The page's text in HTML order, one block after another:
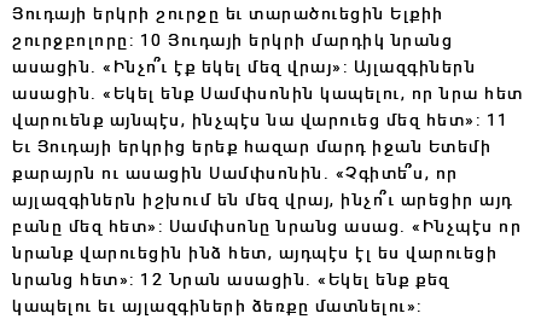
Յուդայի երկրի շուրջը եւ տարածուեցին Ելքիի
շուրջբոլորը: 10 Յուդայի երկրի մարդիկ նրանց
ասացին. «Ինչո՞ւ էք եկել մեզ վրայ»: Այլազգիներն
ասացին. «Եկել ենք Սամփսոնին կապելու, որ նրա հետ
վարուենք այնպէս, ինչպէս նա վարուեց մեզ հետ»: 11
Եւ Յուդայի երկրից երեք հազար մարդ իջան Ետեմի
քարայրն ու ասացին Սամփսոնին. «Չգիտե՞ս, որ
այլազգիներն իշխում են մեզ վրայ, ինչո՞ւ արեցիր այդ
բանը մեզ հետ»: Սամփսոնը նրանց ասաց. «Ինչպէս որ
նրանք վարուեցին ինձ հետ, այդպէս էլ ես վարուեցի
նրանց հետ»: 12 Նրան ասացին. «Եկել ենք քեզ
կապելու եւ այլազգիների ձեռքը մատնելու»: